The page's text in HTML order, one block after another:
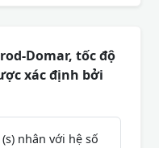
Domar, tốc độ
xác định bởi
nhân với hệ số